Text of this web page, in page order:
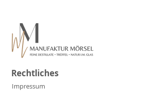
Rechtliches
Impressum